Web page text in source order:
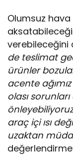
Olumsuz hava
verebileceğini
de teslimat
ürünler
acente
olası
araç içi ısı
uzaktan